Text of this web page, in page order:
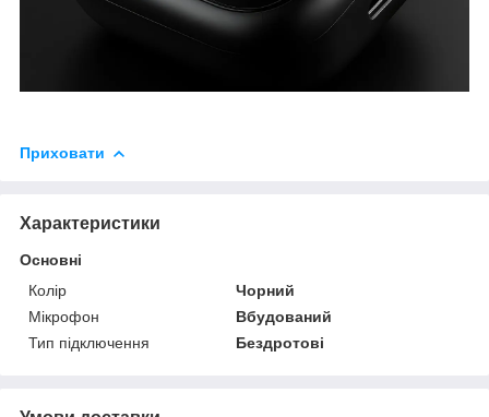
Приховати
Характеристики
Основні
Колір
Чорний
Мікрофон
Вбудований
Тип підключення
Бездротові